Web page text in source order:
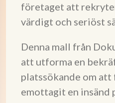
företaget att
värdigt och seriöst
Denna mall från
att utforma en
platssökande om
emottagit en insänd